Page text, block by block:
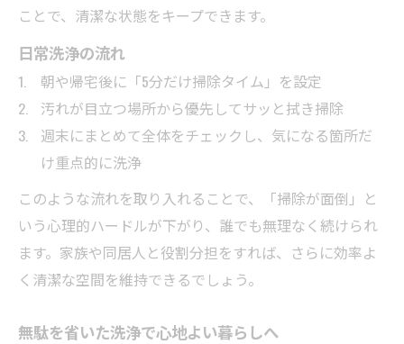
ことで、清潔な状態をキープできます。
日常洗浄の流れ
朝や帰宅後に「5分だけ掃除タイム」を設定
汚れが目立つ場所から優先してサッと拭き掃除
週末にまとめて全体をチェックし、気になる箇所だ
け重点的に洗浄
このような流れを取り入れることで、「掃除が面倒」と
いう心理的ハードルが下がり、誰でも無理なく続けられ
ます。家族や同居人と役割分担をすれば、さらに効率よ
く清潔な空間を維持できるでしょう。
無駄を省いた洗浄で心地よい暮らしへ